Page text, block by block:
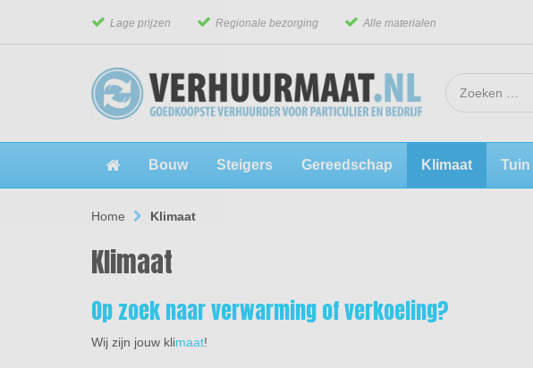
Lage prijzen Regionale bezorging Alle materialen
Bouw Steigers Gereedschap Klimaat Tuin
Home Klimaat
Klimaat
Op zoek naar verwarming of verkoeling?
Wij zijn jouw klimaat!